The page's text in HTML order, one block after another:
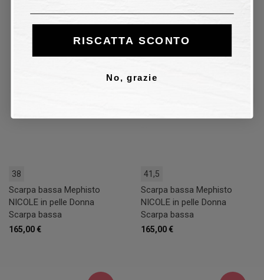
38
Scarpa bassa Mephisto
NICOLE in pelle Donna
Scarpa bassa
165,00 €
41,5
Scarpa bassa Mephisto
NICOLE in pelle Donna
Scarpa bassa
165,00 €
RISCATTA SCONTO
No, grazie